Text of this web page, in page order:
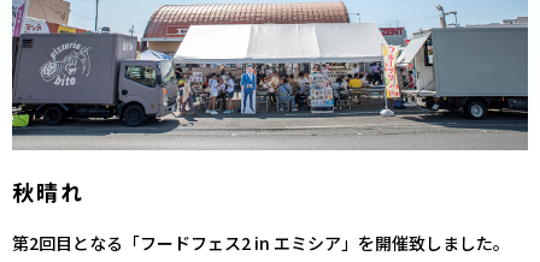
秋晴れ
第2回目となる「フードフェス2 in エミシア」を開催致しました。